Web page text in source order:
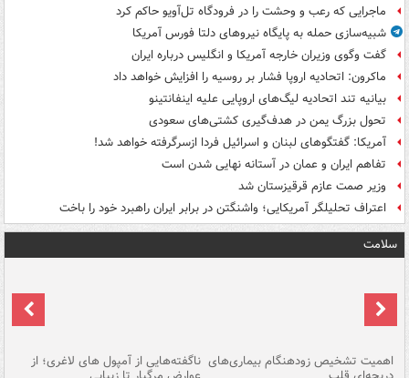
ماجرایی که رعب و وحشت را در فرودگاه تل‌آویو حاکم کرد
شبیه‌سازی حمله به پایگاه نیروهای دلتا فورس آمریکا
گفت وگوی وزیران خارجه آمریکا و انگلیس درباره ایران
ماکرون: اتحادیه اروپا فشار بر روسیه را افزایش خواهد داد
بیانیه تند اتحادیه لیگ‌های اروپایی علیه اینفانتینو
تحول بزرگ یمن در هدف‌گیری کشتی‌های سعودی
آمریکا: گفتگوهای لبنان و اسرائیل فردا ازسرگرفته خواهد شد!
تفاهم ایران و عمان در آستانه نهایی شدن است
وزیر صمت عازم قرقیزستان شد
اعتراف تحلیلگر آمریکایی؛ واشنگتن در برابر ایران راهبرد خود را باخت
سلامت
اهمیت تشخیص زودهنگام بیماری‌های ناگفته‌هایی از آمپول های لاغری؛ از